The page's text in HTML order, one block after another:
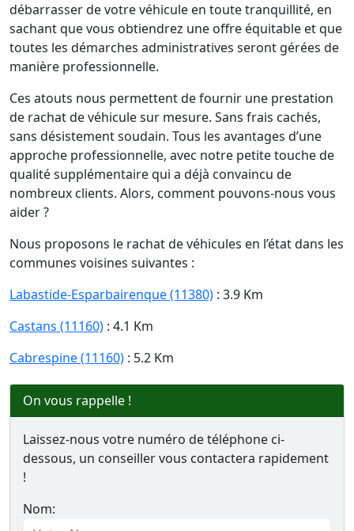
débarrasser de votre véhicule en toute tranquillité, en
sachant que vous obtiendrez une offre équitable et que
toutes les démarches administratives seront gérées de
manière professionnelle.
Ces atouts nous permettent de fournir une prestation
de rachat de véhicule sur mesure. Sans frais cachés,
sans désistement soudain. Tous les avantages d’une
approche professionnelle, avec notre petite touche de
qualité supplémentaire qui a déjà convaincu de
nombreux clients. Alors, comment pouvons-nous vous
aider ?
Nous proposons le rachat de véhicules en l’état dans les
communes voisines suivantes :
Labastide-Esparbairenque (11380) : 3.9 Km
Castans (11160) : 4.1 Km
Cabrespine (11160) : 5.2 Km
On vous rappelle !
Laissez-nous votre numéro de téléphone ci-
dessous, un conseiller vous contactera rapidement
!
Nom: